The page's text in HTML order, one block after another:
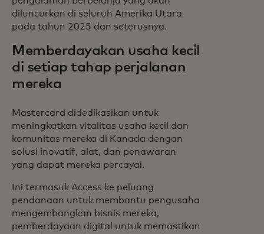
diluncurkan di seluruh Amerika Utara
pada tahun 2025 dan seterusnya.
Memberdayakan usaha kecil
di setiap tahap perjalanan
mereka
Mastercard didedikasikan untuk
meningkatkan vitalitas usaha kecil dan
komunitas mereka di Kanada dengan
solusi inovatif, alat, dan penawaran
yang dapat mereka percayai.
Ini termasuk Access ke peluang
pendanaan untuk membantu pengusaha
mengembangkan bisnis mereka,
pemberdayaan digital untuk memastikan